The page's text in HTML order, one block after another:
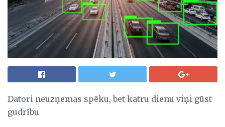
Datori neuzņemas spēku, bet katru dienu viņi gūst
gudrību